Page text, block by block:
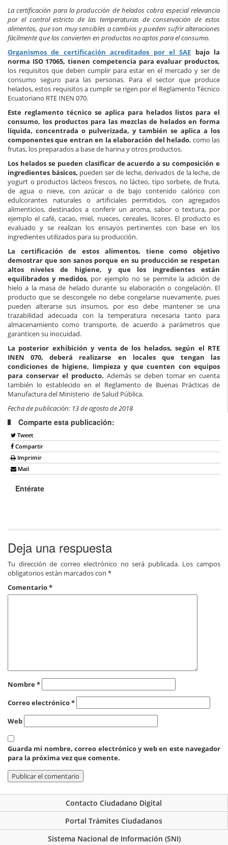
La certificación para la producción de helados cobra especial relevancia
por el control estricto de las temperaturas de conservación de estos
alimentos, que son muy sensibles a cambios y pueden sufrir alteraciones
fácilmente que los convierten en productos no aptos para el consumo.
Organismos de certificación acreditados por el SAE bajo la
norma ISO 17065, tienen competencia para evaluar productos,
los requisitos que deben cumplir para estar en el mercado y ser de
consumo seguro para las personas. Para el sector que produce
helados, estos requisitos a cumplir se rigen por el Reglamento Técnico
Ecuatoriano RTE INEN 070.
Este reglamento técnico se aplica para helados listos para el
consumo, los productos para las mezclas de helados en forma
líquida, concentrada o pulverizada, y también se aplica a los
componentes que entran en la elaboración del helado, como las
frutas, los preparados a base de harina y otros productos.
Los helados se pueden clasificar de acuerdo a su composición e
ingredientes básicos, pueden ser de leche, derivados de la leche, de
yogurt o productos lácteos frescos, no lácteo, tipo sorbete, de fruta,
de agua o nieve, con azúcar o de bajo contenido calórico con
edulcorantes naturales o artificiales permitidos, con agregados
alimenticios, destinados a conferir un aroma, sabor o textura, por
ejemplo el café, cacao, miel, nueces, cereales, licores. El producto es
evaluado y se realizan los ensayos pertinentes con base en los
ingredientes utilizados para su producción.
La certificación de estos alimentos, tiene como objetivo
demostrar que son sanos porque en su producción se respetan
altos niveles de higiene, y que los ingredientes están
equilibrados y medidos, por ejemplo no se permite la adición de
hielo a la masa de helado durante su elaboración o congelación. El
producto que se descongele no debe congelarse nuevamente, pues
pueden alterarse sus insumos, por eso debe mantener se una
trazabilidad adecuada con la temperatura necesaria tanto para
almacenamiento como transporte, de acuerdo a parámetros que
garanticen su inocuidad.
La posterior exhibición y venta de los helados, según el RTE
INEN 070, deberá realizarse en locales que tengan las
condiciones de higiene, limpieza y que cuenten con equipos
para conservar el producto. Además se deben tomar en cuenta
también lo establecido en el Reglamento de Buenas Prácticas de
Manufactura del Ministerio de Salud Pública.
Fecha de publicación: 13 de agosto de 2018
Comparte esta publicación:
Tweet
Compartir
Imprimir
Mail
Entérate
Deja una respuesta
Tu dirección de correo electrónico no será publicada. Los campos
obligatorios están marcados con *
Comentario*
Nombre*
Correo electrónico*
Web
Guarda mi nombre, correo electrónico y web en este navegador
para la próxima vez que comente.
Contacto Ciudadano Digital
Portal Trámites Ciudadanos
Sistema Nacional de Información (SNI)